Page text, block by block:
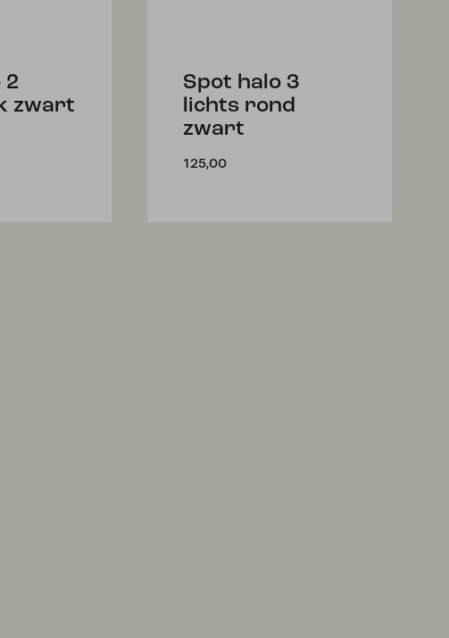
2
zwart
Spot halo 3
lichts rond
zwart
125,00